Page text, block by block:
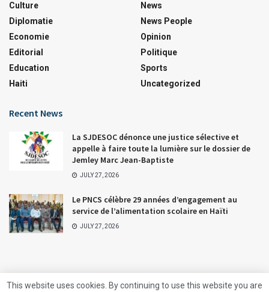
Culture
Diplomatie
Economie
Editorial
Education
Haiti
News
News People
Opinion
Politique
Sports
Uncategorized
Recent News
La SJDESOC dénonce une justice sélective et
appelle à faire toute la lumière sur le dossier de
Jemley Marc Jean-Baptiste
JULY 27, 2026
Le PNCS célèbre 29 années d’engagement au
service de l’alimentation scolaire en Haïti
JULY 27, 2026
This website uses cookies. By continuing to use this website you are